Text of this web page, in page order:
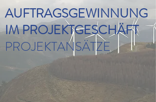
AUFTRAGSGEWINNUNG
IM PROJEKTGESCHÄFT
PROJEKTANSÄTZE